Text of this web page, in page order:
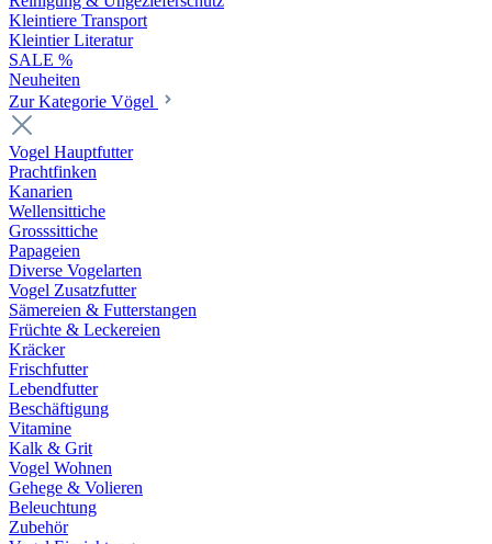
Kleintiere Transport
Kleintier Literatur
SALE %
Neuheiten
Zur Kategorie Vögel
Vogel Hauptfutter
Prachtfinken
Kanarien
Wellensittiche
Grosssittiche
Papageien
Diverse Vogelarten
Vogel Zusatzfutter
Sämereien & Futterstangen
Früchte & Leckereien
Kräcker
Frischfutter
Lebendfutter
Beschäftigung
Vitamine
Kalk & Grit
Vogel Wohnen
Gehege & Volieren
Beleuchtung
Zubehör